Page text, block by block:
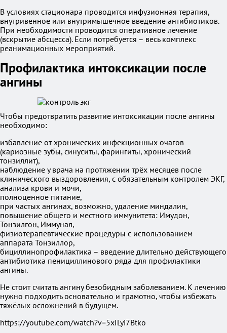
В условиях стационара проводится инфузионная терапия,
внутривенное или внутримышечное введение антибиотиков.
При необходимости проводится оперативное лечение
(вскрытие абсцесса). Если потребуется – весь комплекс
реанимационных мероприятий.
Профилактика интоксикации после
ангины
Чтобы предотвратить развитие интоксикации после ангины
необходимо:
избавление от хронических инфекционных очагов
(кариозные зубы, синуситы, фарингиты, хронический
тонзиллит),
наблюдение у врача на протяжении трёх месяцев после
клинического выздоровления, с обязательным контролем ЭКГ,
анализа крови и мочи,
полноценное питание,
при частых ангинах, возможно, удаление миндалин,
повышение общего и местного иммунитета: Имудон,
Тонзилгон, Иммунал,
физиотерапевтические процедуры с использованием
аппарата Тонзиллор,
бициллинопрофилактика – введение длительно действующего
антибиотика пенициллинового ряда для профилактики
ангины.
Не стоит считать ангину безобидным заболеванием. К лечению
нужно подходить основательно и грамотно, чтобы избежать
тяжёлых осложнений в будущем.
https://youtube.com/watch?v=5xILyi7Btko